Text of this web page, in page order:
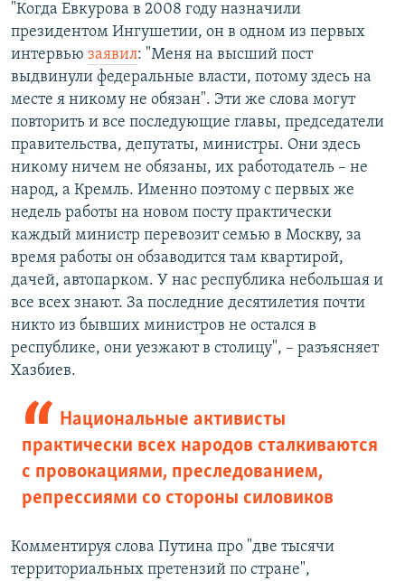
"Когда Евкурова в 2008 году назначили
президентом Ингушетии, он в одном из первых
интервью заявил: "Меня на высший пост
выдвинули федеральные власти, потому здесь на
месте я никому не обязан". Эти же слова могут
повторить и все последующие главы, председатели
правительства, депутаты, министры. Они здесь
никому ничем не обязаны, их работодатель – не
народ, а Кремль. Именно поэтому с первых же
недель работы на новом посту практически
каждый министр перевозит семью в Москву, за
время работы он обзаводится там квартирой,
дачей, автопарком. У нас республика небольшая и
все всех знают. За последние десятилетия почти
никто из бывших министров не остался в
республике, они уезжают в столицу", – разъясняет
Хазбиев.
Национальные активисты
практически всех народов сталкиваются
с провокациями, преследованием,
репрессиями со стороны силовиков
Комментируя слова Путина про "две тысячи
территориальных претензий по стране",